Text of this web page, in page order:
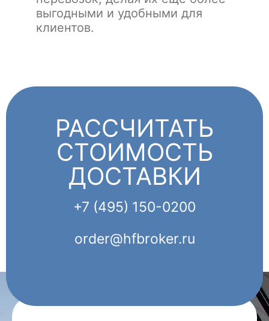
выгодными и удобными для
клиентов.
РАССЧИТАТЬ
СТОИМОСТЬ
ДОСТАВКИ
+7 (495) 150-0200
order@hfbroker.ru